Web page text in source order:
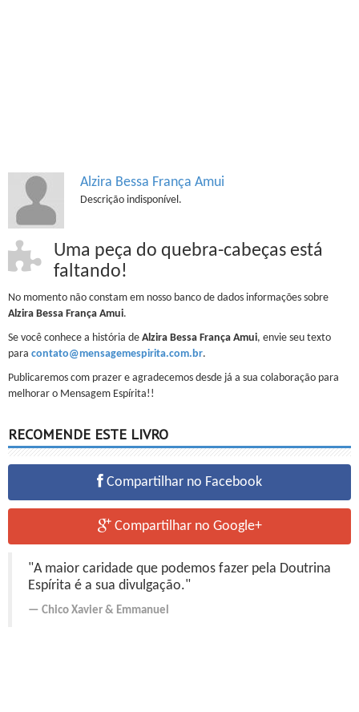
Alzira Bessa França Amui
Descrição indisponível.
Uma peça do quebra-cabeças está
faltando!
No momento não constam em nosso banco de dados informações sobre
Alzira Bessa França Amui.
Se você conhece a história de Alzira Bessa França Amui, envie seu texto
para contato@mensagemespirita.com.br.
Publicaremos com prazer e agradecemos desde já a sua colaboração para
melhorar o Mensagem Espírita!!
RECOMENDE ESTE LIVRO
Compartilhar no Facebook
Compartilhar no Google+
"A maior caridade que podemos fazer pela Doutrina
Espírita é a sua divulgação."
Chico Xavier & Emmanuel